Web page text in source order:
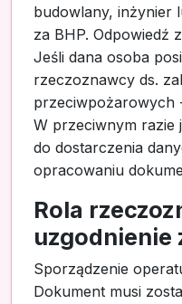
budowlany, inżynier
za BHP. Odpowiedź
Jeśli dana osoba
rzeczoznawcy ds.
przeciwpożarowych
W przeciwnym razie
do dostarczenia
opracowaniu
Rola
uzgodnienie
Sporządzenie
Dokument musi